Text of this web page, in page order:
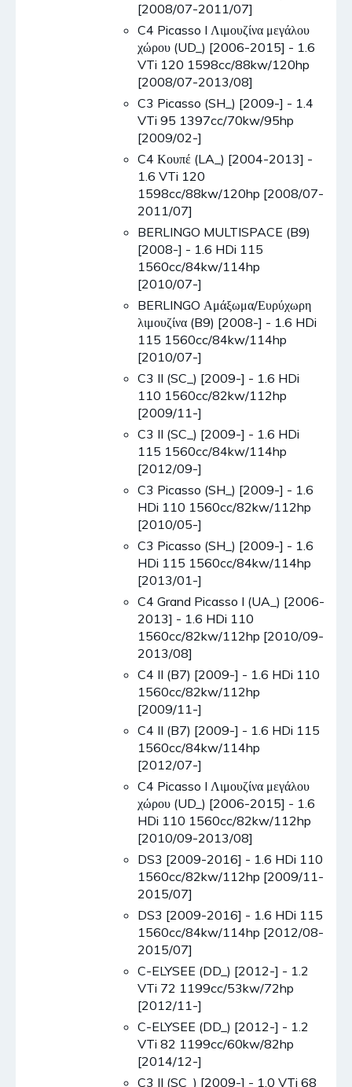
[2008/07-2011/07]
C4 Picasso I Λιμουζίνα μεγάλου
χώρου (UD_) [2006-2015] - 1.6
VTi 120 1598cc/88kw/120hp
[2008/07-2013/08]
C3 Picasso (SH_) [2009-] - 1.4
VTi 95 1397cc/70kw/95hp
[2009/02-]
C4 Κουπέ (LA_) [2004-2013] -
1.6 VTi 120
1598cc/88kw/120hp [2008/07-
2011/07]
BERLINGO MULTISPACE (B9)
[2008-] - 1.6 HDi 115
1560cc/84kw/114hp
[2010/07-]
BERLINGO Αμάξωμα/Ευρύχωρη
λιμουζίνα (B9) [2008-] - 1.6 HDi
115 1560cc/84kw/114hp
[2010/07-]
C3 II (SC_) [2009-] - 1.6 HDi
110 1560cc/82kw/112hp
[2009/11-]
C3 II (SC_) [2009-] - 1.6 HDi
115 1560cc/84kw/114hp
[2012/09-]
C3 Picasso (SH_) [2009-] - 1.6
HDi 110 1560cc/82kw/112hp
[2010/05-]
C3 Picasso (SH_) [2009-] - 1.6
HDi 115 1560cc/84kw/114hp
[2013/01-]
C4 Grand Picasso I (UA_) [2006-
2013] - 1.6 HDi 110
1560cc/82kw/112hp [2010/09-
2013/08]
C4 II (B7) [2009-] - 1.6 HDi 110
1560cc/82kw/112hp
[2009/11-]
C4 II (B7) [2009-] - 1.6 HDi 115
1560cc/84kw/114hp
[2012/07-]
C4 Picasso I Λιμουζίνα μεγάλου
χώρου (UD_) [2006-2015] - 1.6
HDi 110 1560cc/82kw/112hp
[2010/09-2013/08]
DS3 [2009-2016] - 1.6 HDi 110
1560cc/82kw/112hp [2009/11-
2015/07]
DS3 [2009-2016] - 1.6 HDi 115
1560cc/84kw/114hp [2012/08-
2015/07]
C-ELYSEE (DD_) [2012-] - 1.2
VTi 72 1199cc/53kw/72hp
[2012/11-]
C-ELYSEE (DD_) [2012-] - 1.2
VTi 82 1199cc/60kw/82hp
[2014/12-]
C3 II (SC_) [2009-] - 1.0 VTi 68